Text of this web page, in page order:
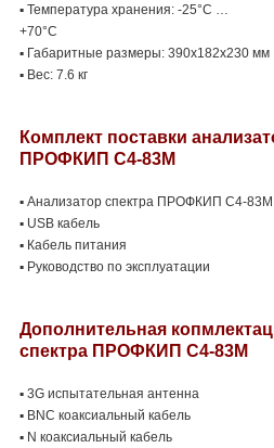
▪ Температура хранения: -25°С …
+70°С
▪ Габаритные размеры: 390х182х230 мм
▪ Вес: 7.6 кг
Комплект поставки
ПРОФКИП С4-83М
▪ Анализатор спектра ПРОФКИП С4-83М
▪ USB кабель
▪ Кабель питания
▪ Руководство по эксплуатации
Дополнительная
спектра ПРОФКИП С4-83М
▪ 3G испытательная антенна
▪ BNC коаксиальный кабель
▪ N коаксиальный кабель